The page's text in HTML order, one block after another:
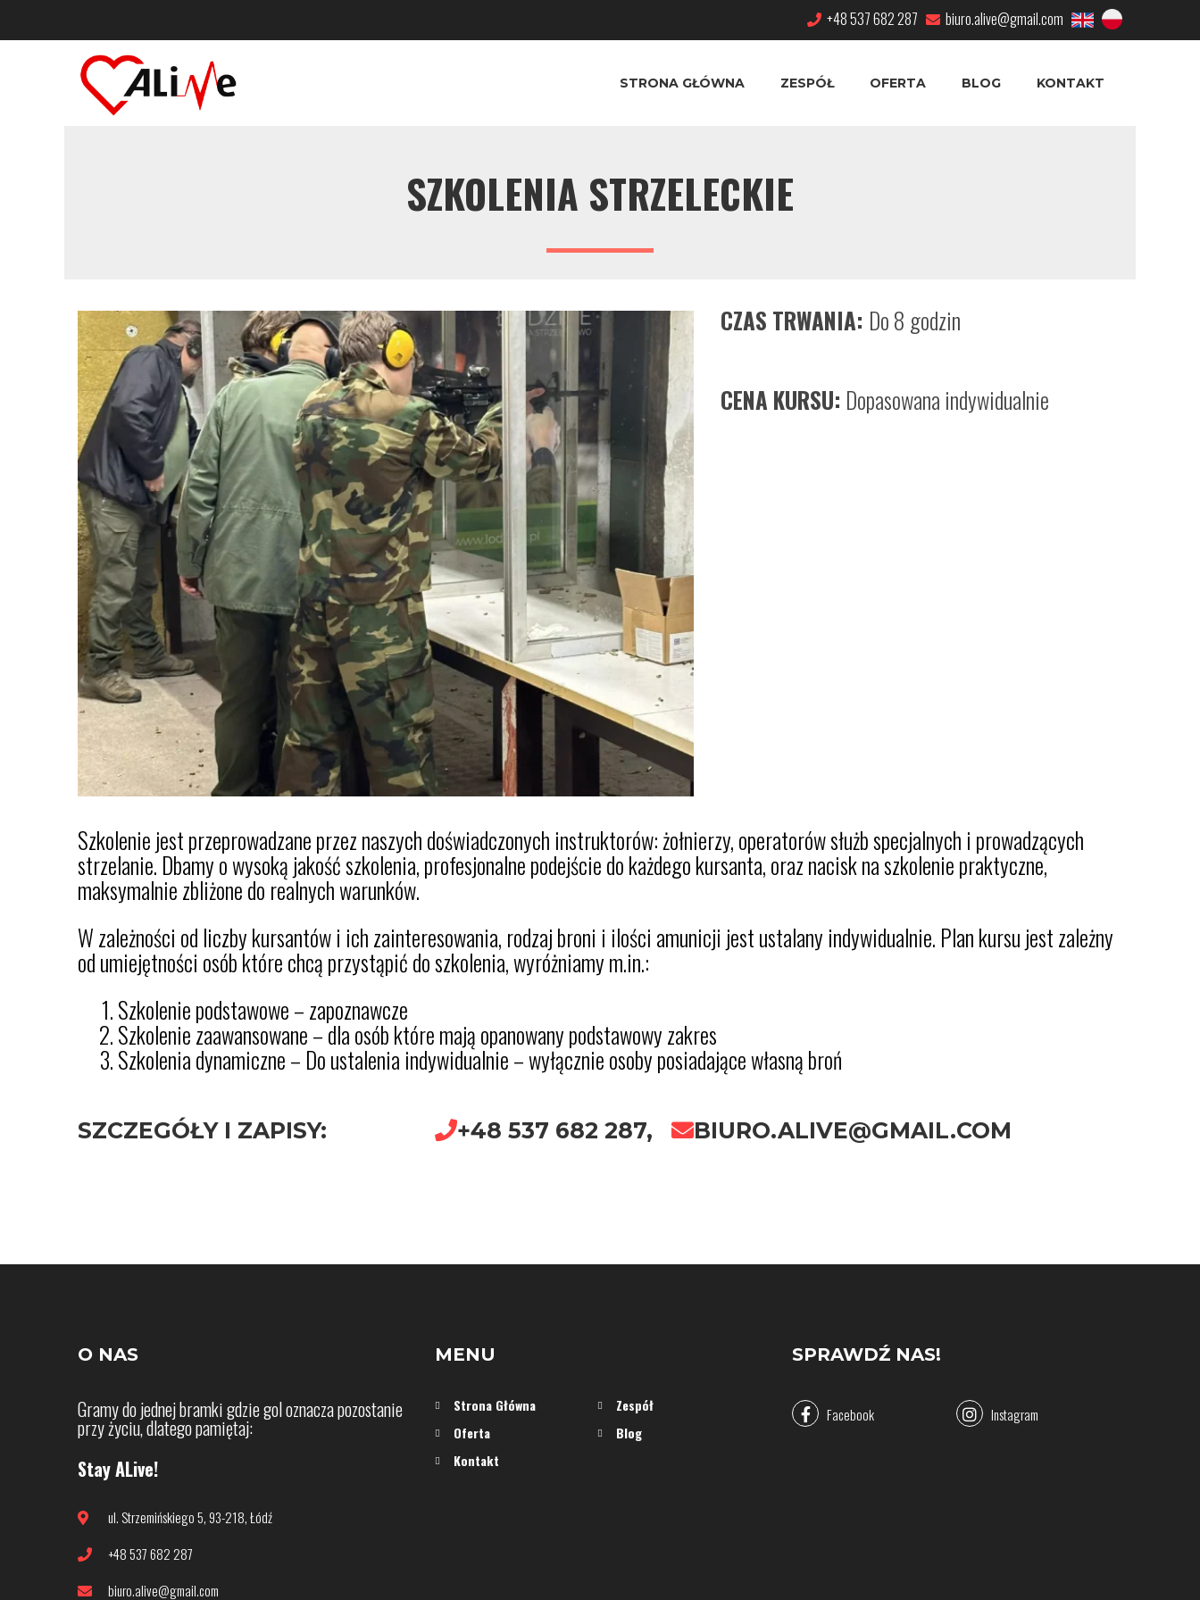
+48 537 682 287 biuro.alive@gmail.com
STRONA GŁÓWNA ZESPÓŁ OFERTA BLOG KONTAKT
SZKOLENIA STRZELECKIE
CZAS TRWANIA: Do 8 godzin
CENA KURSU: Dopasowana indywidualnie
Szkolenie jest przeprowadzane przez naszych doświadczonych instruktorów: żołnierzy, operatorów służb specjalnych i prowadzących
strzelanie. Dbamy o wysoką jakość szkolenia, profesjonalne podejście do każdego kursanta, oraz nacisk na szkolenie praktyczne,
maksymalnie zbliżone do realnych warunków.
W zależności od liczby kursantów i ich zainteresowania, rodzaj broni i ilości amunicji jest ustalany indywidualnie. Plan kursu jest zależny
od umiejętności osób które chcą przystąpić do szkolenia, wyróżniamy m.in.:
Szkolenie podstawowe – zapoznawcze
Szkolenie zaawansowane – dla osób które mają opanowany podstawowy zakres
Szkolenia dynamiczne – Do ustalenia indywidualnie – wyłącznie osoby posiadające własną broń
SZCZEGÓŁY I ZAPISY: +48 537 682 287, BIURO.ALIVE@GMAIL.COM
O NAS
Gramy do jednej bramki gdzie gol oznacza pozostanie
przy życiu, dlatego pamiętaj:
Stay ALive!
ul. Strzemińskiego 5, 93-218, Łódź
+48 537 682 287
biuro.alive@gmail.com
MENU
Strona Główna
Zespół
Oferta
Blog
Kontakt
SPRAWDŹ NAS!
Facebook Instagram